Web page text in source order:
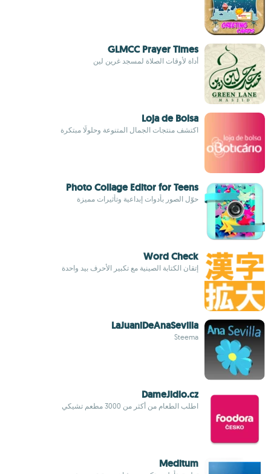
GLMCC Prayer Times
أداة لأوقات الصلاة لمسجد غرين لين
Loja de Bolsa
اكتشف منتجات الجمال المتنوعة وحلولًا مبتكرة
Photo Collage Editor for Teens
حوّل الصور بأدوات إبداعية وتأثيرات مميزة
Word Check
إتقان الكتابة الصينية مع تكبير الأحرف بيد واحدة
LaJuaniDeAnaSevilla
Steema
DameJidlo.cz
اطلب الطعام من أكثر من 3000 مطعم تشيكي
Meditum